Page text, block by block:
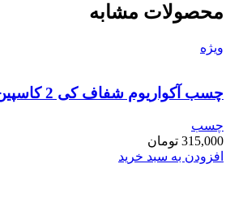
محصولات مشابه
ویژه
چسب آکواریوم شفاف کی 2 کاسپین
چسب
315,000 تومان
افزودن به سبد خرید